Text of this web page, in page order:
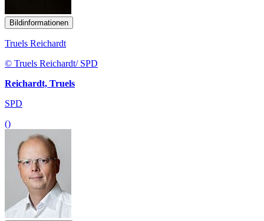
Bildinformationen
Truels Reichardt
© Truels Reichardt/ SPD
Reichardt, Truels
SPD
()